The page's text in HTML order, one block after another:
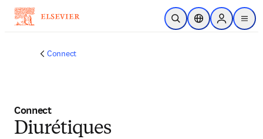
Passer au contenu principal
Ouvrir la recherche
Sélecteur de
Sign in to
menu
Connect
Connect
Diurétiques